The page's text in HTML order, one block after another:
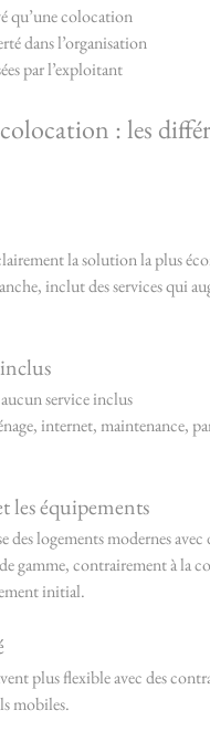
qu’une colocation
dans l’organisation
par l’exploitant
: les
la solution la plus
inclut des services qui
service inclus
internet, maintenance,
les équipements
logements modernes avec
gamme, contrairement à la
initial.
plus flexible avec des
mobiles.